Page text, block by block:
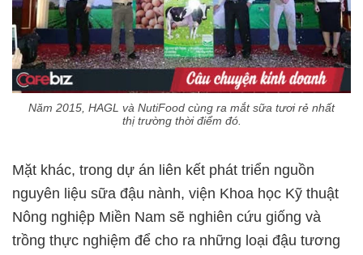
Năm 2015, HAGL và NutiFood cùng ra mắt sữa tươi rẻ nhất
thị trường thời điểm đó.
Mặt khác, trong dự án liên kết phát triển nguồn
nguyên liệu sữa đậu nành, viện Khoa học Kỹ thuật
Nông nghiệp Miền Nam sẽ nghiên cứu giống và
trồng thực nghiệm để cho ra những loại đậu tương